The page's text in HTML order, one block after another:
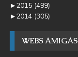
►2015 (499)
►2014 (305)
WEBS AMIGAS